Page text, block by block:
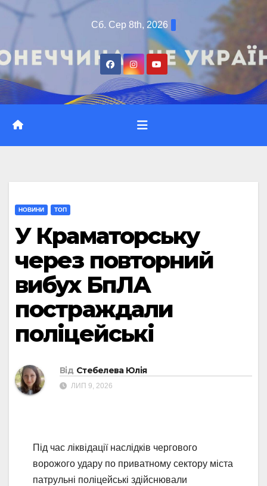
Перейти
Сб. Сер 8th, 2026
НОВИНИ ТОП
У Краматорську
через повторний
вибух БпЛА
постраждали
поліцейські
Від Стебелева Юлія
ЛИП 9, 2026
Під час ліквідації наслідків чергового
ворожого удару по приватному сектору міста
патрульні поліцейські здійснювали